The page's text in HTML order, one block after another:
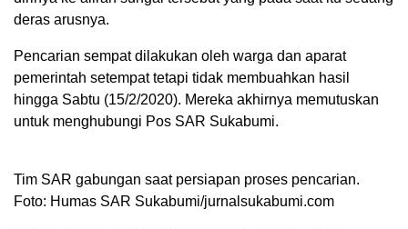
deras arusnya.
Pencarian sempat dilakukan oleh warga dan aparat
pemerintah setempat tetapi tidak membuahkan hasil
hingga Sabtu (15/2/2020). Mereka akhirnya memutuskan
untuk menghubungi Pos SAR Sukabumi.
Tim SAR gabungan saat persiapan proses pencarian.
Foto: Humas SAR Sukabumi/jurnalsukabumi.com